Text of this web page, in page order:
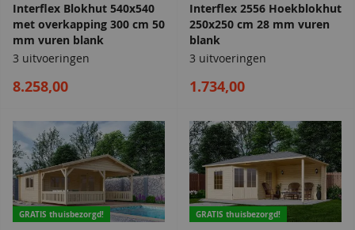
Interflex Blokhut 540x540
met overkapping 300 cm 50
mm vuren blank
3 uitvoeringen
8.258,00
Interflex 2556 Hoekblokhut
250x250 cm 28 mm vuren
blank
3 uitvoeringen
1.734,00
GRATIS thuisbezorgd! GRATIS thuisbezorgd!